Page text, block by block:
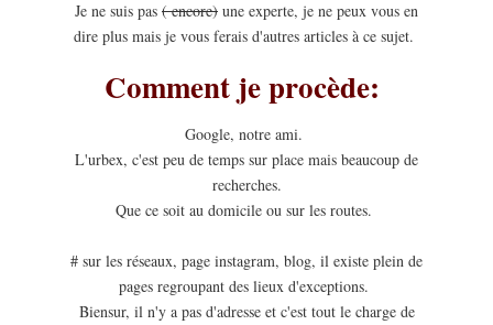
Je ne suis pas ( encore) une experte, je ne peux vous en
dire plus mais je vous ferais d'autres articles à ce sujet.
Comment je procède:
Google, notre ami.
L'urbex, c'est peu de temps sur place mais beaucoup de
recherches.
Que ce soit au domicile ou sur les routes.
# sur les réseaux, page instagram, blog, il existe plein de
pages regroupant des lieux d'exceptions.
Biensur, il n'y a pas d'adresse et c'est tout le charge de